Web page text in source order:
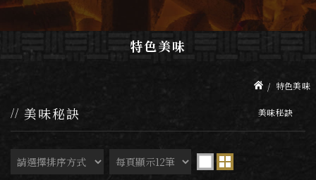
特色美味
特色美味
美味秘訣 美味秘訣